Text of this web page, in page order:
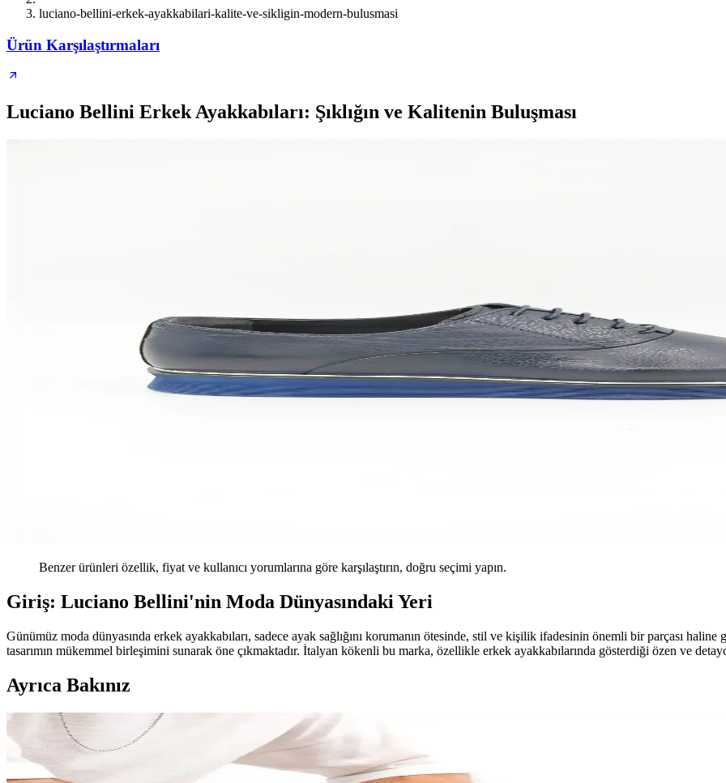
luciano-bellini-erkek-ayakkabilari-kalite-ve-sikligin-modern-bulusmasi
Ürün Karşılaştırmaları
Luciano Bellini Erkek Ayakkabıları: Şıklığın ve Kalitenin Buluşması
Benzer ürünleri özellik, fiyat ve kullanıcı yorumlarına göre karşılaştırın, doğru seçimi yapın.
Giriş: Luciano Bellini'nin Moda Dünyasındaki Yeri
Günümüz moda dünyasında erkek ayakkabıları, sadece ayak sağlığını korumanın ötesinde, stil ve kişilik ifadesinin önemli bir parçası
tasarımın mükemmel birleşimini sunarak öne çıkmaktadır. İtalyan kökenli bu marka, özellikle erkek ayakkabılarında gösterdiği özen ve
Ayrıca Bakınız
Luciano Bellini Erkek Ayakkabıları: Kalite ve Şıklığın Modern Buluşması
Luciano Bellini erkek ayakkabıları, yüksek kalite deri ve özgün tasarımlarıyla hem şıklık hem de dayanıklılık sunar, günlük ve resmi